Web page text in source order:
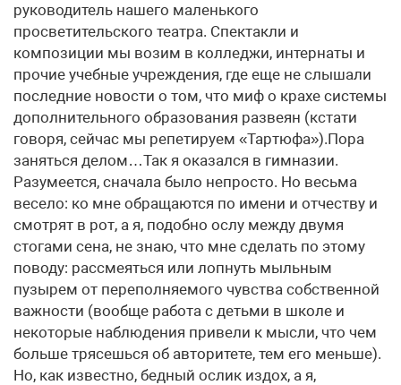
руководитель нашего маленького
просветительского театра. Спектакли и
композиции мы возим в колледжи, интернаты и
прочие учебные учреждения, где еще не слышали
последние новости о том, что миф о крахе системы
дополнительного образования развеян (кстати
говоря, сейчас мы репетируем «Тартюфа»).Пора
заняться делом…Так я оказался в гимназии.
Разумеется, сначала было непросто. Но весьма
весело: ко мне обращаются по имени и отчеству и
смотрят в рот, а я, подобно ослу между двумя
стогами сена, не знаю, что мне сделать по этому
поводу: рассмеяться или лопнуть мыльным
пузырем от переполняемого чувства собственной
важности (вообще работа с детьми в школе и
некоторые наблюдения привели к мысли, что чем
больше трясешься об авторитете, тем его меньше).
Но, как известно, бедный ослик издох, а я,